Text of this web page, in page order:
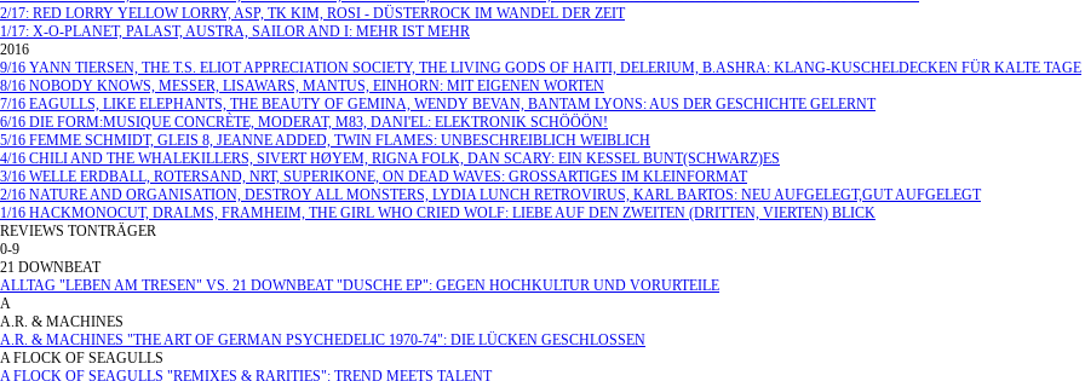
2/17: RED LORRY YELLOW LORRY, ASP, TK KIM, ROSI - DÜSTERROCK IM WANDEL DER ZEIT
1/17: X-O-PLANET, PALAST, AUSTRA, SAILOR AND I: MEHR IST MEHR
2016
9/16 YANN TIERSEN, THE T.S. ELIOT APPRECIATION SOCIETY, THE LIVING GODS OF HAITI, DELERIUM, B.ASHRA: KLANG-KUSCHELDECKEN FÜR KALTE TAGE
8/16 NOBODY KNOWS, MESSER, LISAWARS, MANTUS, EINHORN: MIT EIGENEN WORTEN
7/16 EAGULLS, LIKE ELEPHANTS, THE BEAUTY OF GEMINA, WENDY BEVAN, BANTAM LYONS: AUS DER GESCHICHTE GELERNT
6/16 DIE FORM:MUSIQUE CONCRÈTE, MODERAT, M83, DANI'EL: ELEKTRONIK SCHÖÖÖN!
5/16 FEMME SCHMIDT, GLEIS 8, JEANNE ADDED, TWIN FLAMES: UNBESCHREIBLICH WEIBLICH
4/16 CHILI AND THE WHALEKILLERS, SIVERT HØYEM, RIGNA FOLK, DAN SCARY: EIN KESSEL BUNT(SCHWARZ)ES
3/16 WELLE ERDBALL, ROTERSAND, NRT, SUPERIKONE, ON DEAD WAVES: GROSSARTIGES IM KLEINFORMAT
2/16 NATURE AND ORGANISATION, DESTROY ALL MONSTERS, LYDIA LUNCH RETROVIRUS, KARL BARTOS: NEU AUFGELEGT,GUT AUFGELEGT
1/16 HACKMONOCUT, DRALMS, FRAMHEIM, THE GIRL WHO CRIED WOLF: LIEBE AUF DEN ZWEITEN (DRITTEN, VIERTEN) BLICK
REVIEWS TONTRÄGER
0-9
21 DOWNBEAT
ALLTAG "LEBEN AM TRESEN" VS. 21 DOWNBEAT "DUSCHE EP": GEGEN HOCHKULTUR UND VORURTEILE
A
A.R. & MACHINES
A.R. & MACHINES "THE ART OF GERMAN PSYCHEDELIC 1970-74": DIE LÜCKEN GESCHLOSSEN
A FLOCK OF SEAGULLS
A FLOCK OF SEAGULLS "REMIXES & RARITIES": TREND MEETS TALENT